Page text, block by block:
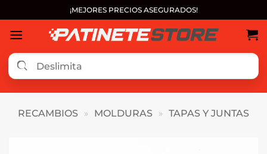
al
contenido
¡MEJORES PRECIOS ASEGURADOS!
RECAMBIOS » MOLDURAS » TAPAS Y JUNTAS